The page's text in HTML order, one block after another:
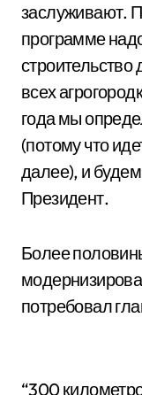
заслуживают.
программе
строительство
всех
года мы
(потому что
далее), и будем
Президент.
Более
потребовал
“300